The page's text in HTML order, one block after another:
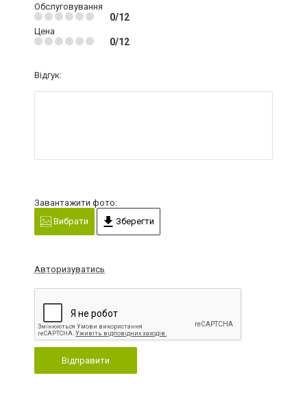
Обслуговування
0/12
Цена
0/12
Відгук:
Завантажити фото:
Вибрати
Зберегти
Авторизуватись
Відправити